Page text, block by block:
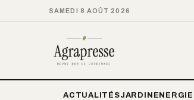
SAMEDI 8 AOÛT 2026
ACTUALITÉSJARDIN ENERGIE